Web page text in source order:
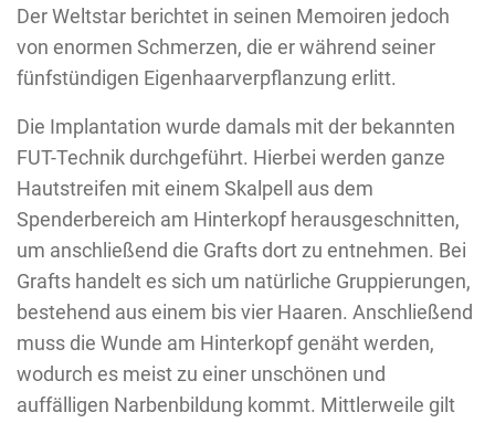
Der Weltstar berichtet in seinen Memoiren jedoch
von enormen Schmerzen, die er während seiner
fünfstündigen Eigenhaarverpflanzung erlitt.
Die Implantation wurde damals mit der bekannten
FUT-Technik durchgeführt. Hierbei werden ganze
Hautstreifen mit einem Skalpell aus dem
Spenderbereich am Hinterkopf herausgeschnitten,
um anschließend die Grafts dort zu entnehmen. Bei
Grafts handelt es sich um natürliche Gruppierungen,
bestehend aus einem bis vier Haaren. Anschließend
muss die Wunde am Hinterkopf genäht werden,
wodurch es meist zu einer unschönen und
auffälligen Narbenbildung kommt. Mittlerweile gilt